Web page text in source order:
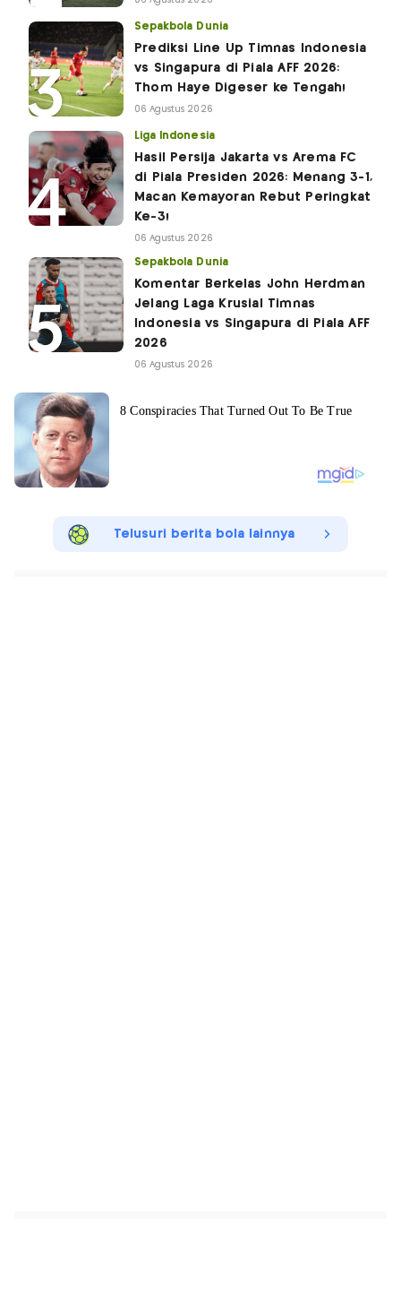
Sepakbola Dunia
Prediksi Line Up Timnas Indonesia
vs Singapura di Piala AFF 2026:
Thom Haye Digeser ke Tengah!
06 Agustus 2026
Liga Indonesia
Hasil Persija Jakarta vs Arema FC
di Piala Presiden 2026: Menang 3-1,
Macan Kemayoran Rebut Peringkat
Ke-3!
06 Agustus 2026
Sepakbola Dunia
Komentar Berkelas John Herdman
Jelang Laga Krusial Timnas
Indonesia vs Singapura di Piala AFF
2026
06 Agustus 2026
Telusuri berita bola lainnya